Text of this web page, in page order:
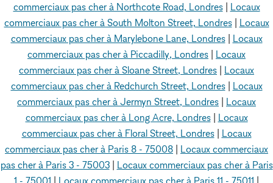
commerciaux pas cher à Northcote Road, Londres| Locaux
commerciaux pas cher à South Molton Street, Londres| Locaux
commerciaux pas cher à Marylebone Lane, Londres| Locaux
commerciaux pas cher à Piccadilly, Londres
Locaux
commerciaux pas cher à Sloane Street, Londres
Locaux
commerciaux pas cher à Redchurch Street, Londres| Locaux
commerciaux pas cher à Jermyn Street, Londres
Locaux
commerciaux pas cher à Long Acre, Londres| Locaux
commerciaux pas cher à Floral Street, Londres| Locaux
commerciaux pas cher à Paris 8 - 75008
Locaux commerciaux
pas cher à Paris 3 - 75003| Locaux commerciaux pas cher à Paris
1 - 75001
Locaux commerciaux pas cher à Paris 11 - 75011